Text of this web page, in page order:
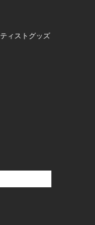
ィストグッズ